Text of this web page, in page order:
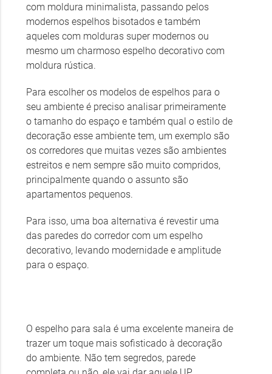
com moldura minimalista, passando pelos
modernos espelhos bisotados e também
aqueles com molduras super modernos ou
mesmo um charmoso espelho decorativo com
moldura rústica.
Para escolher os modelos de espelhos para o
seu ambiente é preciso analisar primeiramente
o tamanho do espaço e também qual o estilo de
decoração esse ambiente tem, um exemplo são
os corredores que muitas vezes são ambientes
estreitos e nem sempre são muito compridos,
principalmente quando o assunto são
apartamentos pequenos.
Para isso, uma boa alternativa é revestir uma
das paredes do corredor com um espelho
decorativo, levando modernidade e amplitude
para o espaço.
O espelho para sala é uma excelente maneira de
trazer um toque mais sofisticado à decoração
do ambiente. Não tem segredos, parede